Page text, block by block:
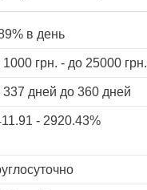
в день
1000 грн. - до 25000 грн.
337 дней до 360 дней
- 2920.43%